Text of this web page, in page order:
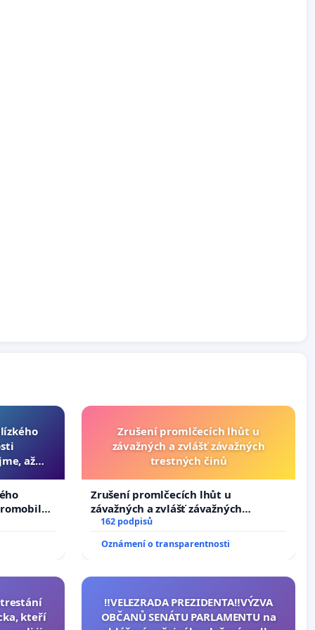
až
Zrušení promlčecích lhůt u
závažných a zvlášť závažných
trestných činů
Zrušení promlčecích lhůt u
závažných a zvlášť závažných
trestných činů
162 podpisů
Oznámení o transparentnosti
kteří
‼️VELEZRADA PREZIDENTA‼️VÝZVA
OBČANŮ SENÁTU PARLAMENTU na